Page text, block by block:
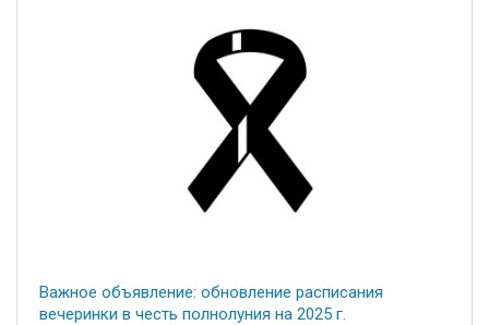
Важное объявление: обновление расписания
вечеринки в честь полнолуния на 2025 г.